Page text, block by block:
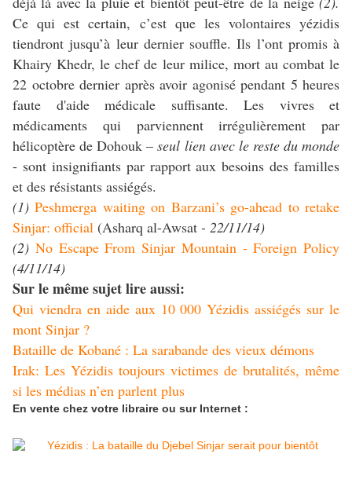
Ce qui est certain, c’est que les volontaires yézidis
tiendront jusqu’à leur dernier souffle. Ils l’ont promis à
Khairy Khedr, le chef de leur milice, mort au combat le
22 octobre dernier après avoir agonisé pendant 5 heures
faute d'aide médicale suffisante. Les vivres et
médicaments qui parviennent irrégulièrement par
hélicoptère de Dohouk –seul lien avec le reste du monde
- sont insignifiants par rapport aux besoins des familles
et des résistants assiégés.
(1) Peshmerga waiting on Barzani’s go-ahead to retake
Sinjar: official (Asharq al-Awsat - 22/11/14)
(2) No Escape From Sinjar Mountain - Foreign Policy
(4/11/14)
Sur le même sujet lire aussi:
Qui viendra en aide aux 10 000 Yézidis assiégés sur le
mont Sinjar ?
Bataille de Kobané : La sarabande des vieux démons
Irak: Les Yézidis toujours victimes de brutalités, même
si les médias n’en parlent plus
En vente chez votre libraire ou sur Internet :